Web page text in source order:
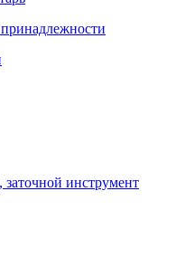
инструмент